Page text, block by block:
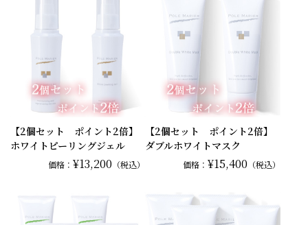
【2個セット ポイント2倍】
ホワイトピーリングジェル
価格：¥13,200 （税込）
【2個セット ポイント2倍】
ダブルホワイトマスク
価格： ¥15,400 （税込）